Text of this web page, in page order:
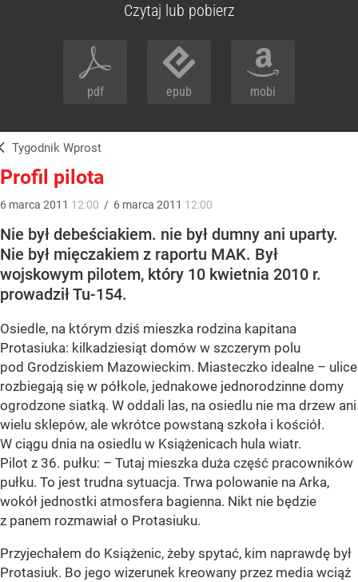
Czytaj lub pobierz
pdf epub mobi
Tygodnik Wprost
Profil pilota
6 marca 2011 12:00 / 6 marca 2011 12:00
Nie był debeściakiem. nie był dumny ani uparty.
Nie był mięczakiem z raportu MAK. Był
wojskowym pilotem, który 10 kwietnia 2010 r.
prowadził Tu-154.
Osiedle, na którym dziś mieszka rodzina kapitana
Protasiuka: kilkadziesiąt domów w szczerym polu
pod Grodziskiem Mazowieckim. Miasteczko idealne – ulice
rozbiegają się w półkole, jednakowe jednorodzinne domy
ogrodzone siatką. W oddali las, na osiedlu nie ma drzew ani
wielu sklepów, ale wkrótce powstaną szkoła i kościół.
W ciągu dnia na osiedlu w Książenicach hula wiatr.
Pilot z 36. pułku: – Tutaj mieszka duża część pracowników
pułku. To jest trudna sytuacja. Trwa polowanie na Arka,
wokół jednostki atmosfera bagienna. Nikt nie będzie
z panem rozmawiał o Protasiuku.
Przyjechałem do Książenic, żeby spytać, kim naprawdę był
Protasiuk. Bo jego wizerunek kreowany przez media wciąż